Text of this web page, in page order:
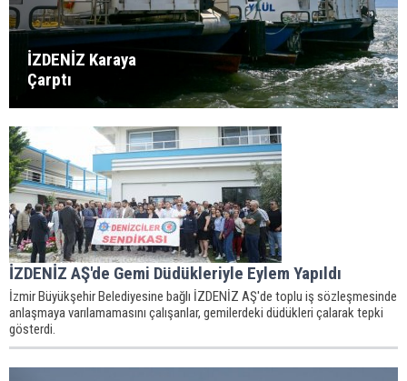
İZDENİZ Karaya
Çarptı
İZDENİZ AŞ'de Gemi Düdükleriyle Eylem Yapıldı
İzmir Büyükşehir Belediyesine bağlı İZDENİZ AŞ'de toplu iş sözleşmesinde
anlaşmaya varılamamasını çalışanlar, gemilerdeki düdükleri çalarak tepki
gösterdi.